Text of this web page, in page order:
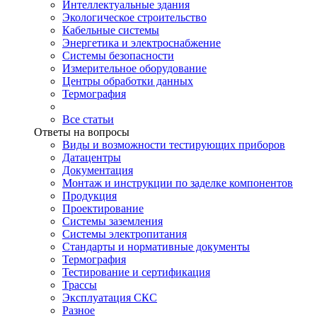
Интеллектуальные здания
Экологическое строительство
Кабельные системы
Энергетика и электроснабжение
Системы безопасности
Измерительное оборудование
Центры обработки данных
Термография
Все статьи
Ответы на вопросы
Виды и возможности тестирующих приборов
Датацентры
Документация
Монтаж и инструкции по заделке компонентов
Продукция
Проектирование
Системы заземления
Системы электропитания
Стандарты и нормативные документы
Термография
Тестирование и сертификация
Трассы
Эксплуатация СКС
Разное